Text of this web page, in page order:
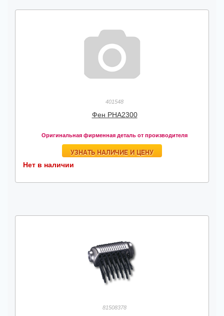
401548
Фен PHA2300
Оригинальная фирменная деталь от производителя
УЗНАТЬ НАЛИЧИЕ И ЦЕНУ
Нет в наличии
81508378